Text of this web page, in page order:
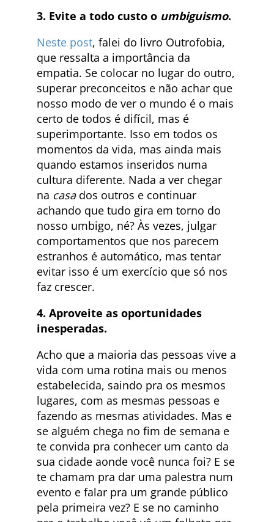
3. Evite a todo custo o umbiguismo.
Neste post, falei do livro Outrofobia,
que ressalta a importância da
empatia. Se colocar no lugar do outro,
superar preconceitos e não achar que
nosso modo de ver o mundo é o mais
certo de todos é difícil, mas é
superimportante. Isso em todos os
momentos da vida, mas ainda mais
quando estamos inseridos numa
cultura diferente. Nada a ver chegar
na casados outros e continuar
achando que tudo gira em torno do
nosso umbigo, né? Às vezes, julgar
comportamentos que nos parecem
estranhos é automático, mas tentar
evitar isso é um exercício que só nos
faz crescer.
4. Aproveite as oportunidades
inesperadas.
Acho que a maioria das pessoas vive a
vida com uma rotina mais ou menos
estabelecida, saindo pra os mesmos
lugares, com as mesmas pessoas e
fazendo as mesmas atividades. Mas e
se alguém chega no fim de semana e
te convida pra conhecer um canto da
sua cidade aonde você nunca foi? E se
te chamam pra dar uma palestra num
evento e falar pra um grande público
pela primeira vez? E se no caminho